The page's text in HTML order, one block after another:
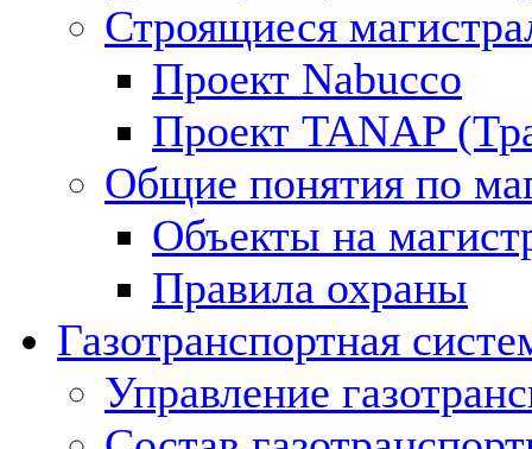
Строящиеся
Проект Nabucco
Проект TANAP
Общие понятия по
Объекты на
Правила охраны
Газотранспортная
Управление